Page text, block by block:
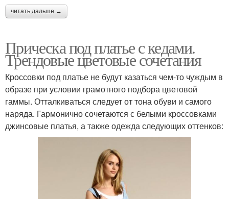
читать дальше →
Прическа под платье с кедами.
Трендовые цветовые сочетания
Кроссовки под платье не будут казаться чем-то чуждым в
образе при условии грамотного подбора цветовой
гаммы. Отталкиваться следует от тона обуви и самого
наряда. Гармонично сочетаются с белыми кроссовками
джинсовые платья, а также одежда следующих оттенков: